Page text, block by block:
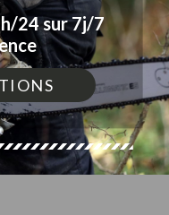
24 sur 7j/7